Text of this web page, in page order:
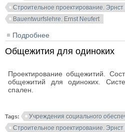
Строительное проектирование.
Bauentwurfslehre. Ernst Neufert
Подробнее
Общежития для одиноких
Проектирование общежитий.
общежитий для одиноких.
спален.
Tags:
Учреждения социального
Строительное проектирование.